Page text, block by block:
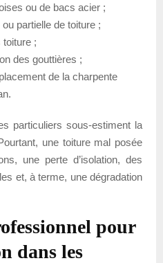
ou de bacs acier ;
partielle de toiture ;
toiture ;
des gouttières ;
de la charpente
particuliers sous-estiment la
une toiture mal posée
une perte d’isolation, des
et, à terme, une dégradation
pour
dans les